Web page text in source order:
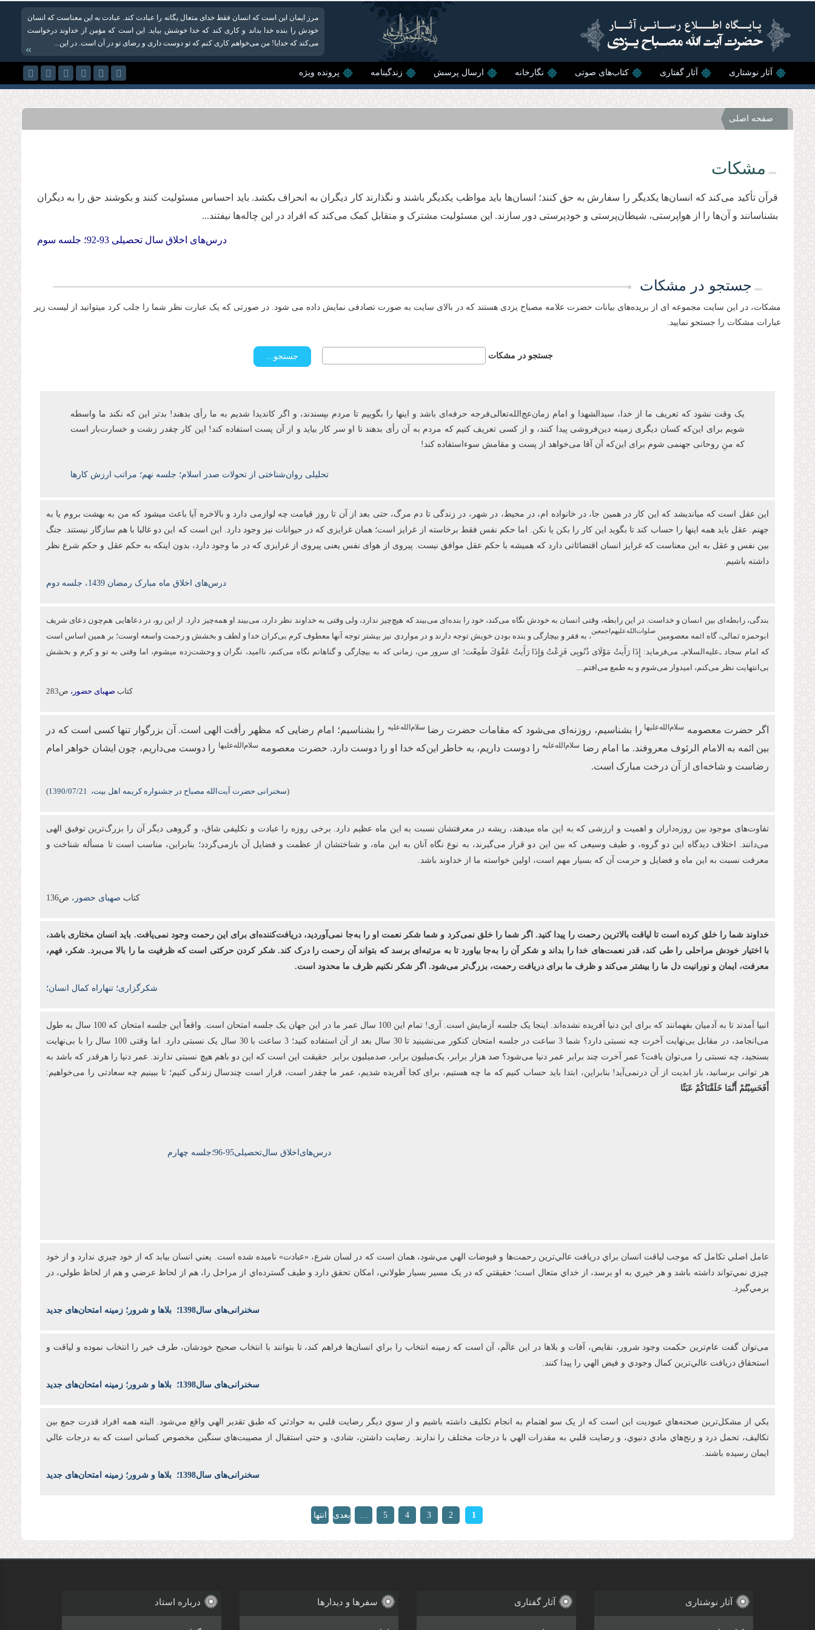
مرز ایمان این است که انسان فقط خدای متعال یگانه را عبادت کند. عبادت به این معناست که انسان
خودش را بنده خدا بداند و کاری کند که خدا خوشش بیاید. این است که مؤمن از خداوند درخواست
می‌کند که خدایا! من می‌خواهم کاری کنم که تو دوست داری و رضای تو در آن است. در این...
»
آثار نوشتاری آثار گفتاری کتاب‌های صوتی نگارخانه ارسال پرسش زندگینامه پرونده ویژه
صفحه اصلی
مشکات
قرآن تأکید می‌کند که انسان‌ها یکدیگر را سفارش به حق کنند؛ انسان‌ها باید مواظب یکدیگر باشند و نگذارند کار دیگران به انحراف بکشد. باید احساس مسئولیت کنند و بکوشند حق را به دیگران
بشناسانند و آن‌ها را از هواپرستی، شیطان‌پرستی و خودپرستی دور سازند. این مسئولیت مشترک و متقابل کمک می‌کند که افراد در این چاله‌ها نیفتند...
درس‌های اخلاق سال تحصیلی 93-92؛ جلسه سوم
جستجو در مشکات
مشکات، در این سایت مجموعه ای از بریده‌های بیانات حضرت علامه مصباح یزدی هستند که در بالای سایت به صورت تصادفی نمایش داده می شود. در صورتی که یک عبارت نظر شما را جلب کرد میتوانید از لیست زیر
عبارات مشکات را جستجو نمایید.
جستجو در مشکات
یک وقت نشود که تعریف ما از خدا، سیدالشهدا و امام زمان‌عج‌الله‌تعالی‌فرجه حرفه‌ای باشد و این­ها را بگوییم تا مردم بپسندند، و اگر کاندیدا شدیم به ما رأی بدهند! بدتر این که نکند ما واسطه
شویم برای این‌که کسان دیگری زمینه دین‌فروشی پیدا کنند، و از کسی تعریف کنیم که مردم به آن رأی ‌بدهند تا او سر کار بیاید و از آن پست‌ استفاده کند! این کار چقدر زشت و خسارتبار است
که منِ روحانی جهنمی شوم برای اینکه آن آقا می‌خواهد از پست و مقامش سوءاستفاده کند!
تحلیلی روان‌شناختی از تحولات صدر اسلام؛ جلسه نهم؛ مراتب ارزش کارها
این عقل است که میاندیشد که این کار در همین جا، در خانواده ام، در محیط، در شهر، در زندگی تا دم مرگ، حتی بعد از آن تا روز قیامت چه لوازمی دارد و بالاخره آیا باعث میشود که من به بهشت بروم یا به
جهنم. عقل باید همه اینها را حساب کند تا بگوید این کار را بکن یا نکن. اما حکم نفس فقط برخاسته از غرایز است؛ همان غرایزی که در حیوانات نیز وجود دارد. این است که این دو غالبا با هم سازگار نیستند. جنگ
بین نفس و عقل به این معناست که غرایز انسان اقتضائاتی دارد که همیشه با حکم عقل موافق نیست. پیروی از هوای نفس یعنی پیروی از غرایزی که در ما وجود دارد، بدون اینکه به حکم عقل و حکم شرع نظر
داشته باشیم.
درس‌های اخلاق ماه مبارک رمضان 1439، جلسه دوم
بندگی، رابطه‌ای بین انسان و خداست. در این رابطه، وقتی انسان به خودش نگاه می‌کند، خود را بنده‌ای می‌بیند که هیچ‌چیز ندارد، ولی وقتی به خداوند نظر دارد، می‌بیند او همه‌چیز دارد. از این‌ رو، در دعاهایی هم‌چون دعای شریف
ابو‌حمزه ثمالی، گاه ائمه معصومین
صلوات‌‌الله‌‌عليهم‌‌اجمعين
، به فقر و بیچارگی و بنده بودن خویش توجه دارند و در مواردی نیز بیشتر توجه آنها معطوف كرم بی‌کران خدا و لطف و بخشش و رحمت واسعه اوست؛ بر همین اساس است
كه امام سجاد ـ‌علیه‌السلام‌ـ می‌فرماید: إِذَا رَأَیتُ مَوْلَای ذُنُوبِی فَزِعْتُ وَإِذَا رَأَیتُ عَفْوَكَ طَمِعْت؛ ای سرور من، زمانی که به بیچارگی و گناهانم نگاه می‌کنم، ناامید، نگران و وحشت‌زده می‏شوم، اما وقتی به تو و كرم و بخشش
بی‌انتهایت نظر می‌کنم، امیدوار ‏می‌شوم و به طمع می‌افتم....
کتاب صهبای حضور، ص283
اگر حضرت معصومه سلام‌الله‌علیها را بشناسیم، روزنه‌ای می‌شود که مقامات حضرت رضا سلام‌الله‌علیه را بشناسیم؛ امام رضایی که مظهر رأفت الهی است. آن بزرگوار تنها کسی است که در
بین ائمه به الامام الرئوف معروفند. ما امام رضا سلام‌الله‌علیه را دوست داریم، به خاطر این‌که خدا او را دوست دارد. حضرت معصومه سلام‌الله‌علیها را دوست می‌داریم، چون ایشان خواهر امام
رضاست و شاخه‌ای از آن درخت مبارک است.
(سخنرانی حضرت آیت‌الله مصباح در جشنواره کریمه اهل بیت، 1390/07/21
)
تفاوت‌های موجود بین روزه‌‏داران و اهمیت و ارزشی كه به این ماه می‏دهند، ریشه در معرفتشان نسبت به این ماه عظیم دارد. برخی روزه را عبادت و تكلیفی شاق، و گروهی دیگر آن را بزرگ‌ترین توفیق الهی
می‌دانند. اختلاف دیدگاه این دو گروه، و طیف وسیعی که بین این دو قرار می‌گیرند، به نوع نگاه آنان به این ماه، و شناختشان از عظمت و فضایل آن بازمی‌گردد؛ بنابراین، مناسب است تا مسأله شناخت و
معرفت نسبت به این ماه و فضایل و حرمت آن که بسیار مهم است، اولین خواسته ما از خداوند باشد.
کتاب صهبای حضور، ص136
خداوند شما را خلق کرده ‌است تا لیاقت بالاترین رحمت را پیدا کنید. اگر شما را خلق نمی‌کرد و شما شکر نعمت او را به‌جا نمی‌آوردید، دریافت‌کننده‌ای برای این رحمت وجود نمی‌یافت. باید انسان مختاری باشد،
با اختیار خودش مراحلی را طی کند، قدر نعمت‌های خدا را بداند و شکر آن را به‌جا بیاورد تا به مرتبه‌ای برسد که بتواند آن رحمت را درک کند. شکر کردن حرکتی است که ظرفیت ما را بالا می‌برد. شکر، فهم،
معرفت، ایمان و نورانیت دل ما را بیشتر می‌کند و ظرف ما برای دریافت رحمت، بزرگ‌تر می‌شود. اگر شکر نکنیم ظرف ما محدود است.
شکرگزاری؛ تنهاراه کمال انسان؛
انبیا آمدند تا به آدمیان بفهمانند که برای این دنیا آفریده نشده‌اند. اینجا یک جلسه آزمایش است. آری! تمام این 100 سال عمر ما در این جهان یک جلسه امتحان است. واقعاً این جلسه امتحان که 100 سال به طول
می‌انجامد، در مقابل بی‌نهایت آخرت چه نسبتی دارد؟ شما 3 ساعت در جلسه امتحان کنکور می‌نشینید تا 30 سال بعد از آن استفاده کنید؛ 3 ساعت با 30 سال یک نسبتی دارد. اما وقتی 100 سال را با بی‌نهایت
بسنجید، چه نسبتی را می‌توان یافت؟ عمر آخرت چند برابر عمر دنیا می‌شود؟ صد هزار برابر، یک‌میلیون برابر، صدمیلیون برابر. حقیقت این است که این دو باهم هیچ نسبتی ندارند. عمر دنیا را هرقدر که باشد به
هر توانی برسانید، باز ابدیت از آن درنمی‌آید! بنابراین، ابتدا باید حساب کنیم که ما چه هستیم، برای کجا آفریده شدیم، عمر ما چقدر است، قرار است چندسال زندگی کنیم؛ تا ببینیم چه سعادتی را می‌خواهیم:
أَفَحَسِبْتُمْ أَنَّمَا خَلَقْنَاكُمْ عَبَثًا
درس‌های‌اخلاق سال‌تحصیلی‌95-96؛جلسه چهارم
عامل اصلي تکامل که موجب لياقت انسان براي دريافت عالي‌ترين رحمت‌ها و فيوضات الهي مي‌شود، همان است که در لسان شرع، «عبادت» ناميده شده است. يعني انسان بيابد که از خود چيزي ندارد و از خود
چيزي نمي‌تواند داشته باشد و هر خيري به او برسد، از خداي متعال است؛ حقيقتي که در يک مسير بسيار طولاني، امکان تحقق دارد و طيف گسترده‌اي از مراحل را، هم از لحاظ عرضي و هم از لحاظ طولي، در
برمي‌گيرد.
سخنرانی‌های سال1398 ؛ بلاها و شرور؛ زمینه امتحان‌های جدید
می‌توان گفت عام‌ترين حکمت وجود شرور، نقايص، آفات و بلاها در اين عالَم، آن است که زمينه انتخاب را براي انسان‌ها فراهم کند، تا بتوانند با انتخاب صحيح خودشان، طرف خير را انتخاب نموده و لياقت و
استحقاق دريافت عالي‌ترين کمال وجودي و فيض الهي را پيدا کنند.
سخنرانی‌های سال1398 ؛ بلاها و شرور؛ زمینه امتحان‌های جدید
يکي از مشکل‌ترين صحنه‌هاي عبوديت این است که از يک سو اهتمام به انجام تکليف داشته باشيم و از سوي ديگر رضايت قلبي به حوادثي که طبق تقدير الهي واقع مي‌شود. البته همه افراد قدرت جمع بين
تکاليف، تحمل درد و رنج‌هاي مادي دنيوي، و رضايت قلبي به مقدرات الهي با درجات مختلف را ندارند. رضايت‌ داشتن، شادي، و حتي استقبال از مصيبت‌هاي سنگين مخصوص کساني است که به درجات عالي
ايمان رسيده باشند.
سخنرانی‌های سال1398 ؛ بلاها و شرور؛ زمینه امتحان‌های جدید
1
2
3
4
5
…
بعدی
انتها
آثار نوشتاری آثار گفتاری سفرها و دیدارها درباره استاد